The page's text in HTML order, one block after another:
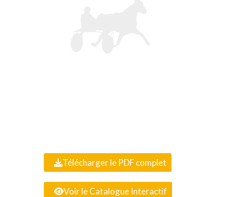
Télécharger le PDF complet
Voir le Catalogue Interactif